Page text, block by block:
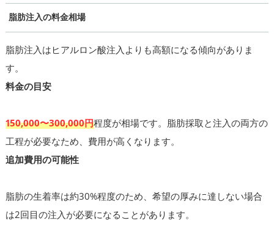
脂肪注入の料金相場
脂肪注入はヒアルロン酸注入よりも高額になる傾向がありま
す。
料金の目安
150,000〜300,000円程度が相場です。脂肪採取と注入の両方の
工程が必要なため、費用が高くなります。
追加費用の可能性
脂肪の生着率は約30%程度のため、希望の厚みに達しない場合
は2回目の注入が必要になることがあります。